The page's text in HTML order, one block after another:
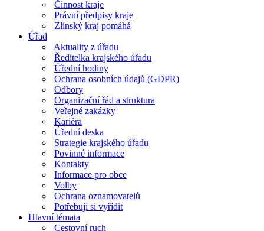
Činnost kraje
Právní předpisy kraje
Zlínský kraj pomáhá
Úřad
Aktuality z úřadu
Ředitelka krajského úřadu
Úřední hodiny
Ochrana osobních údajů (GDPR)
Odbory
Organizační řád a struktura
Veřejné zakázky
Kariéra
Úřední deska
Strategie krajského úřadu
Povinné informace
Kontakty
Informace pro obce
Volby
Ochrana oznamovatelů
Potřebuji si vyřídit
Hlavní témata
Cestovní ruch